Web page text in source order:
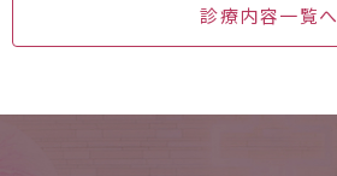
診療内容一覧へ